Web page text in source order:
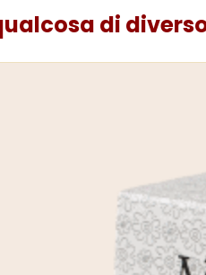
di